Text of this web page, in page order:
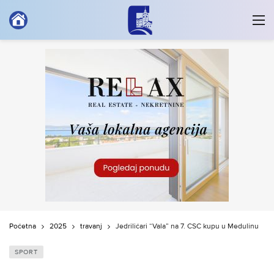
Početna 2025 travanj Jedriličari “Vala” na 7. CSC kupu u Medulinu
SPORT